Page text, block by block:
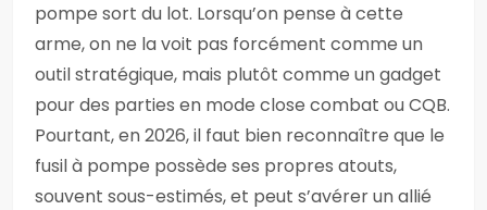
pompe sort du lot. Lorsqu’on pense à cette
arme, on ne la voit pas forcément comme un
outil stratégique, mais plutôt comme un gadget
pour des parties en mode close combat ou CQB.
Pourtant, en 2026, il faut bien reconnaître que le
fusil à pompe possède ses propres atouts,
souvent sous-estimés, et peut s’avérer un allié